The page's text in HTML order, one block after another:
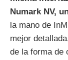
Numark NV,
la mano de
mejor
de la forma de